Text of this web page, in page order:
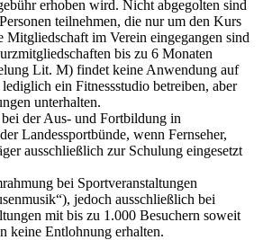
erhoben wird. Nicht abgegolten sind
teilnehmen, die nur um den Kurs
Mitgliedschaft im Verein eingegangen sind
bis zu 6 Monaten
Lit. M) findet keine Anwendung auf
ein Fitnessstudio betreiben, aber
unterhalten.
der Aus- und Fortbildung in
Landessportbünde, wenn Fernseher,
ausschließlich zur Schulung eingesetzt
bei Sportveranstaltungen
jedoch ausschließlich bei
mit bis zu 1.000 Besuchern soweit
keine Entlohnung erhalten.